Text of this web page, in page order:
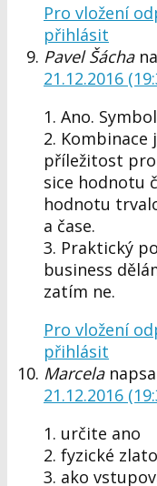
Pro vložení
přihlásit
Pavel Šácha
21.12.2016
1. Ano.
2. Kombinace
příležitost
sice hodnotu
hodnotu
a čase.
3. Praktický
business
zatím ne.
Pro vložení
přihlásit
Marcela
21.12.2016
1. určite ano
2. fyzické
3. ako